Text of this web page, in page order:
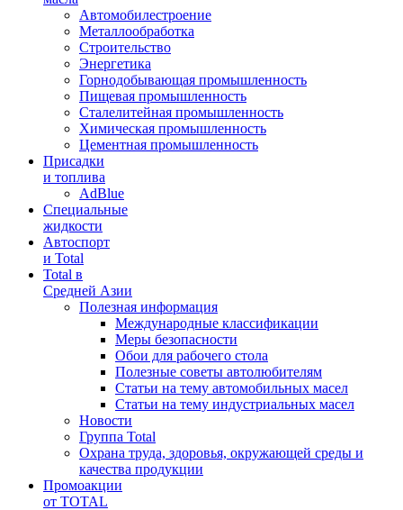
Автомобилестроение
Металлообработка
Строительство
Энергетика
Горнодобывающая промышленность
Пищевая промышленность
Сталелитейная промышленность
Химическая промышленность
Цементная промышленность
Присадки
и топлива
AdBlue
Специальные
жидкости
Автоспорт
и Total
Total в
Средней Азии
Полезная информация
Международные классификации
Меры безопасности
Обои для рабочего стола
Полезные советы автолюбителям
Статьи на тему автомобильных масел
Статьи на тему индустриальных масел
Новости
Группа Total
Охрана труда, здоровья, окружающей среды и
качества продукции
Промоакции
от TOTAL